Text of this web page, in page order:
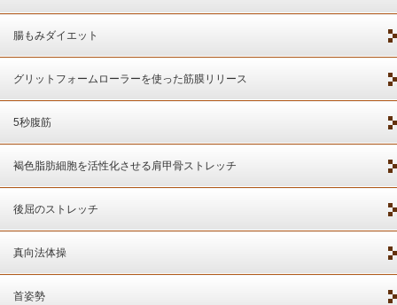
腸もみダイエット
グリットフォームローラーを使った筋膜リリース
5秒腹筋
褐色脂肪細胞を活性化させる肩甲骨ストレッチ
後屈のストレッチ
真向法体操
首姿勢